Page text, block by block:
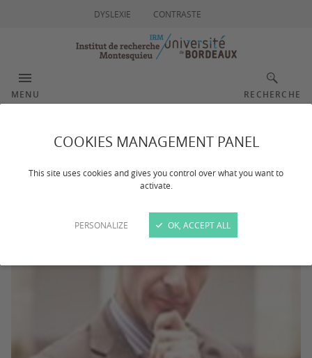
COOKIES MANAGEMENT PANEL
This site uses cookies and gives you control over what you want to
activate.
PERSONALIZE OK, ACCEPT ALL
DYSLEXIE CONTRASTE
MENU RECHERCHE
BOSSARD Emmanuel